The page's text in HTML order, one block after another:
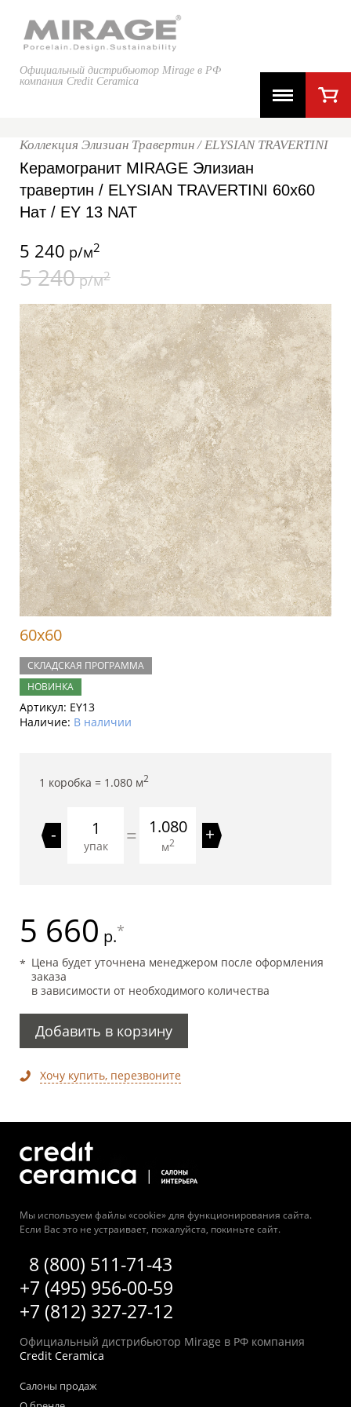
Официальный дистрибьютор Mirage в РФ
компания Credit Ceramica
Коллекция Элизиан Травертин / ELYSIAN TRAVERTINI
Керамогранит MIRAGE Элизиан
травертин / ELYSIAN TRAVERTINI 60x60
Нат / EY 13 NAT
5 240 р/м2
5 240р/м2
60x60
СКЛАДСКАЯ ПРОГРАММА
НОВИНКА
Артикул: EY13
Наличие: В наличии
1 коробка = 1.080 м2
-
упак = 1.080
м2 +
5 660 р.*
Цена будет уточнена менеджером после оформления
заказа
в зависимости от необходимого количества
Добавить в корзину
Хочу купить, перезвоните
Мы используем файлы «cookie» для функционирования сайта.
Если Вас это не устраивает, пожалуйста, покиньте сайт.
8 (800) 511-71-43
+7 (495) 956-00-59
+7 (812) 327-27-12
Официальный дистрибьютор Mirage в РФ компания
Credit Ceramica
Салоны продаж